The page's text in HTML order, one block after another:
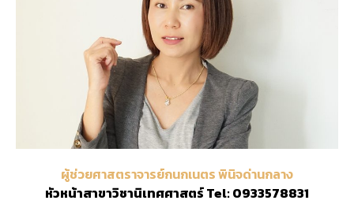
ผู้ช่วยศาสตราจารย์กนกเนตร พินิจด่านกลาง
หัวหน้าสาขาวิชานิเทศศาสตร์ Tel: 0933578831